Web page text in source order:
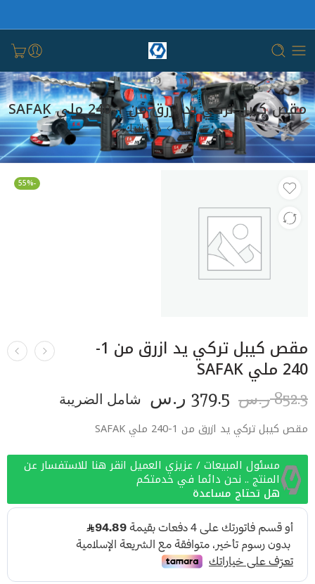
مقص كيبل تركي يد ازرق من 1-240 ملي SAFAK
بيت دوماتيك
-55%
مقص كيبل تركي يد ازرق من 1-
240 ملي SAFAK
852.3 ر.س 379.5 ر.س شامل الضريبة
مقص كيبل تركي يد ازرق من 1-240 ملي SAFAK
مسئول المبيعات / عزيزي العميل انقر هنا للاستفسار عن
المنتج .. نحن دائما في خدمتكم
هل تحتاج مساعدة